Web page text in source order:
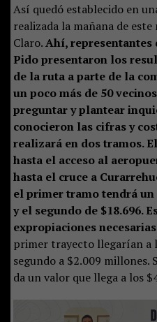
Así quedó establecido en
realizada la mañana de
Claro.Ahí, representantes
Pido presentaron los
de la ruta a parte de la
un poco más de 50
preguntar y plantear
conocieron las cifras y
realizará en dos tramos.
hasta el acceso al
hasta el cruce a
el primer tramo tendrá un
y el segundo de $18.696.
expropiaciones
primer trayecto llegarían a
segundo a $2.009 millones.
da un valor que llega a los